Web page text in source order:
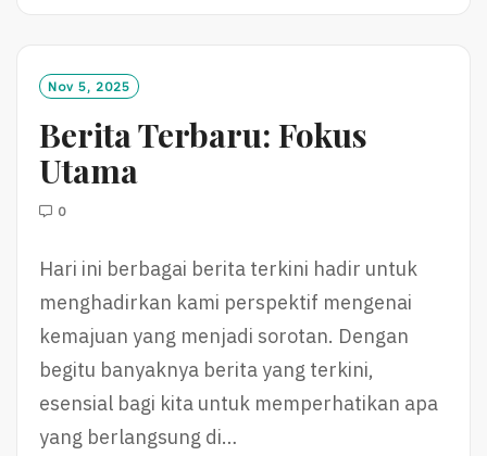
O
E
Nov 5, 2025
Berita Terbaru: Fokus
Utama
0
Hari ini berbagai berita terkini hadir untuk
menghadirkan kami perspektif mengenai
kemajuan yang menjadi sorotan. Dengan
begitu banyaknya berita yang terkini,
esensial bagi kita untuk memperhatikan apa
yang berlangsung di…